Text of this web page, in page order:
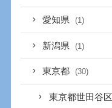
愛知県 (1)
新潟県 (1)
東京都 (30)
東京都世田谷区